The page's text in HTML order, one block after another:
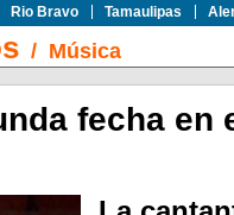
Rio Bravo Tamaulipas
/ Música
fecha en